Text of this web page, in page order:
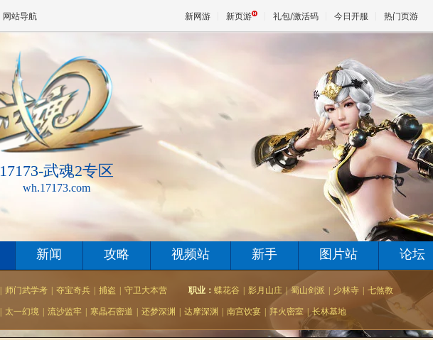
网站导航 新网游 新页游 礼包/激活码 今日开服 热门页游
魔兽
天堂
王权与自由
17173-武魂2专区
wh.17173.com
新闻 攻略 视频站 新手 图片站 论坛
师门武学考 夺宝奇兵 捕盗 守卫大本营 职业： 蝶花谷 影月山庄 蜀山剑派 少林寺 七煞教
太一幻境 流沙监牢 寒晶石密道 还梦深渊 达摩深渊 南宫饮宴 拜火密室 长林基地